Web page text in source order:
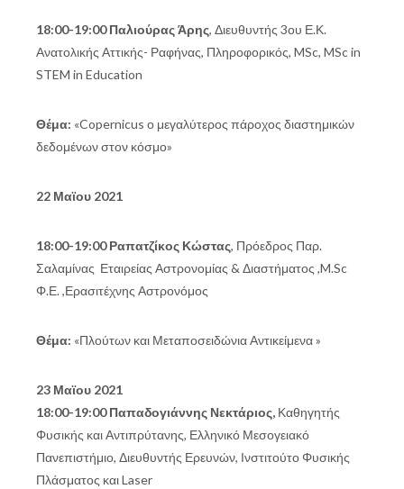
18:00-19:00 Παλιούρας Άρης, Διευθυντής 3ου Ε.Κ.
Ανατολικής Αττικής- Ραφήνας, Πληροφορικός, MSc, MSc in
STEM in Education
Θέμα: «Copernicus ο μεγαλύτερος πάροχος διαστημικών
δεδομένων στον κόσμο»
22 Μαϊου 2021
18:00-19:00 Ραπατζίκος Κώστας, Πρόεδρος Παρ.
Σαλαμίνας Εταιρείας Αστρονομίας & Διαστήματος ,M.Sc
Φ.Ε. ,Ερασιτέχνης Αστρονόμος
Θέμα: «Πλούτων και Μεταποσειδώνια Αντικείμενα »
23 Μαϊου 2021
18:00-19:00 Παπαδογιάννης Νεκτάριος, Καθηγητής
Φυσικής και Αντιπρύτανης, Ελληνικό Μεσογειακό
Πανεπιστήμιο, Διευθυντής Ερευνών, Ινστιτούτο Φυσικής
Πλάσματος και Laser